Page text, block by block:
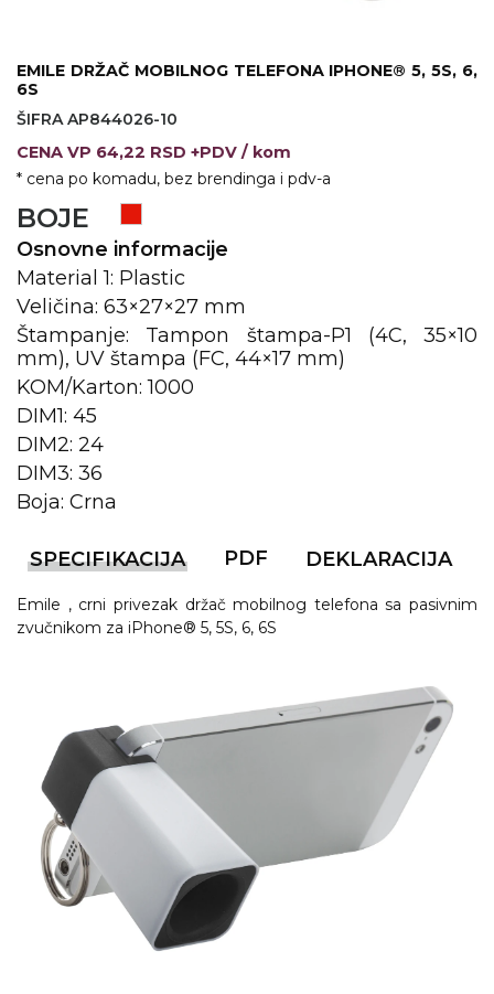
UNIFORME
SUBLIMACIJA
CRICKET UPALJAČI
ŠIBICA
JAKNE I PRSLUCI
HYGIENIC KOLEKCIJA
OKOVRATNE ID TRAKICE
PRIBOR ZA PISANJE
NARUKVICE ZA ŽURKE I
DOGAĐAJE
ID PLOČICA
TERMOSI
KANCELARIJA
KUĆNI SETOVI
OLOVKE
PRIVESCI & ALATI
TORBE & PUTOVANJE
EMILE DRŽAČ MOBILNOG TELEFONA IPHONE® 5, 5S, 6,
6S
ŠIFRA AP844026-10
CENA VP 64,22 RSD +PDV / kom
* cena po komadu, bez brendinga i pdv-a
BOJE
Osnovne informacije
Material 1: Plastic
Veličina: 63×27×27 mm
Štampanje: Tampon štampa-P1 (4C, 35×10
mm), UV štampa (FC, 44×17 mm)
KOM/Karton: 1000
DIM1: 45
DIM2: 24
DIM3: 36
Boja: Crna
SPECIFIKACIJA PDF DEKLARACIJA
Emile , crni privezak držač mobilnog telefona sa pasivnim
zvučnikom za iPhone® 5, 5S, 6, 6S